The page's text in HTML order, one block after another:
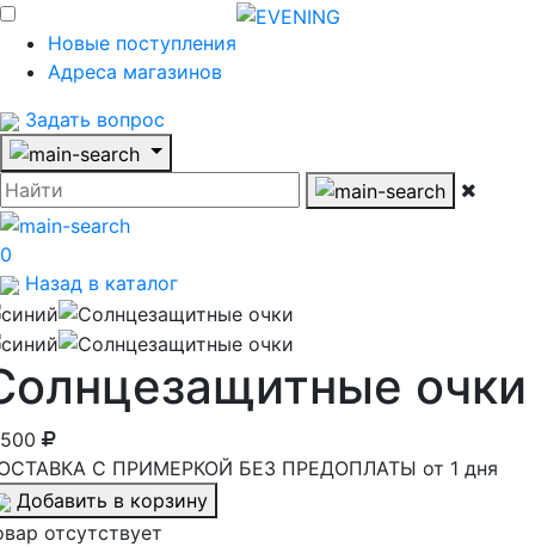
Новые поступления
Адреса магазинов
Задать вопрос
0
Назад в каталог
очки
С ПРИМЕРКОЙ БЕЗ ПРЕДОПЛАТЫ от 1 дня
Добавить в корзину
отсутствует